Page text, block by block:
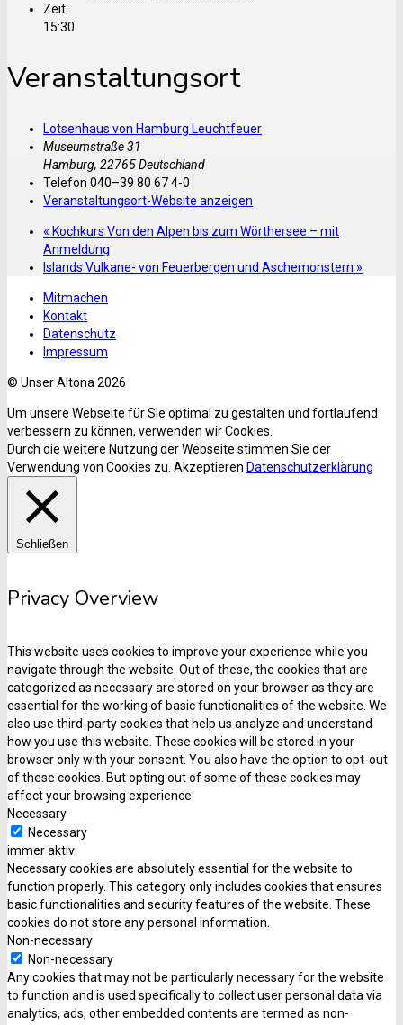
Zeit:
15:30
Veranstaltungsort
Lotsenhaus von Hamburg Leuchtfeuer
Museumstraße 31
Hamburg, 22765Deutschland
Telefon 040–39 80 67 4-0
Veranstaltungsort-Website anzeigen
« Kochkurs Von den Alpen bis zum Wörthersee – mit
Anmeldung
Islands Vulkane- von Feuerbergen und Aschemonstern »
Mitmachen
Kontakt
Datenschutz
Impressum
© Unser Altona 2026
Um unsere Webseite für Sie optimal zu gestalten und fortlaufend
verbessern zu können, verwenden wir Cookies.
Durch die weitere Nutzung der Webseite stimmen Sie der
Verwendung von Cookies zu. Akzeptieren Datenschutzerklärung
Schließen
Privacy Overview
This website uses cookies to improve your experience while you
navigate through the website. Out of these, the cookies that are
categorized as necessary are stored on your browser as they are
essential for the working of basic functionalities of the website. We
also use third-party cookies that help us analyze and understand
how you use this website. These cookies will be stored in your
browser only with your consent. You also have the option to opt-out
of these cookies. But opting out of some of these cookies may
affect your browsing experience.
Necessary
Necessary
immer aktiv
Necessary cookies are absolutely essential for the website to
function properly. This category only includes cookies that ensures
basic functionalities and security features of the website. These
cookies do not store any personal information.
Non-necessary
Non-necessary
Any cookies that may not be particularly necessary for the website
to function and is used specifically to collect user personal data via
analytics, ads, other embedded contents are termed as non-